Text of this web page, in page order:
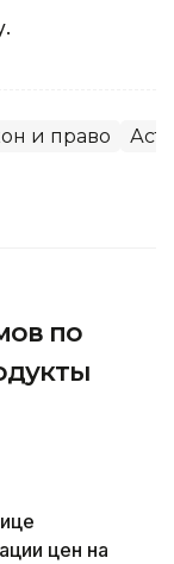
и право
по
цен на